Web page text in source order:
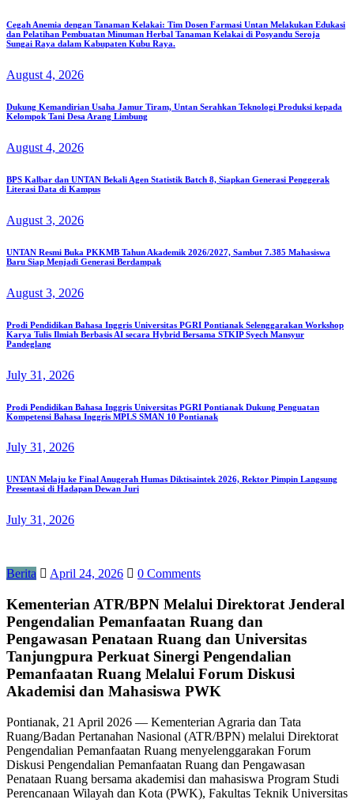
Cegah Anemia dengan Tanaman Kelakai: Tim Dosen Farmasi Untan Melakukan Edukasi
dan Pelatihan Pembuatan Minuman Herbal Tanaman Kelakai di Posyandu Seroja
Sungai Raya dalam Kabupaten Kubu Raya.
August 4, 2026
Dukung Kemandirian Usaha Jamur Tiram, Untan Serahkan Teknologi Produksi kepada
Kelompok Tani Desa Arang Limbung
August 4, 2026
BPS Kalbar dan UNTAN Bekali Agen Statistik Batch 8, Siapkan Generasi Penggerak
Literasi Data di Kampus
August 3, 2026
UNTAN Resmi Buka PKKMB Tahun Akademik 2026/2027, Sambut 7.385 Mahasiswa
Baru Siap Menjadi Generasi Berdampak
August 3, 2026
Prodi Pendidikan Bahasa Inggris Universitas PGRI Pontianak Selenggarakan Workshop
Karya Tulis Ilmiah Berbasis AI secara Hybrid Bersama STKIP Syech Mansyur
Pandeglang
July 31, 2026
Prodi Pendidikan Bahasa Inggris Universitas PGRI Pontianak Dukung Penguatan
Kompetensi Bahasa Inggris MPLS SMAN 10 Pontianak
July 31, 2026
UNTAN Melaju ke Final Anugerah Humas Diktisaintek 2026, Rektor Pimpin Langsung
Presentasi di Hadapan Dewan Juri
July 31, 2026
Berita April 24, 2026 0 Comments
Kementerian ATR/BPN Melalui Direktorat Jenderal
Pengendalian Pemanfaatan Ruang dan
Pengawasan Penataan Ruang dan Universitas
Tanjungpura Perkuat Sinergi Pengendalian
Pemanfaatan Ruang Melalui Forum Diskusi
Akademisi dan Mahasiswa PWK
Pontianak, 21 April 2026 — Kementerian Agraria dan Tata
Ruang/Badan Pertanahan Nasional (ATR/BPN) melalui Direktorat
Pengendalian Pemanfaatan Ruang menyelenggarakan Forum
Diskusi Pengendalian Pemanfaatan Ruang dan Pengawasan
Penataan Ruang bersama akademisi dan mahasiswa Program Studi
Perencanaan Wilayah dan Kota (PWK), Fakultas Teknik Universitas